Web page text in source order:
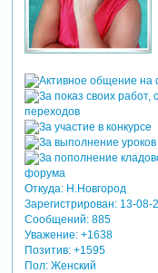
Откуда:Н.Новгород
Зарегистрирован: 13-08-
Сообщений:885
Уважение: +1638
Позитив: +1595
Пол:Женский